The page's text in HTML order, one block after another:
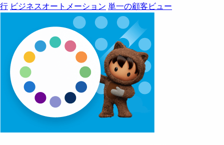
行 ビジネスオートメーション 単一の顧客ビュー